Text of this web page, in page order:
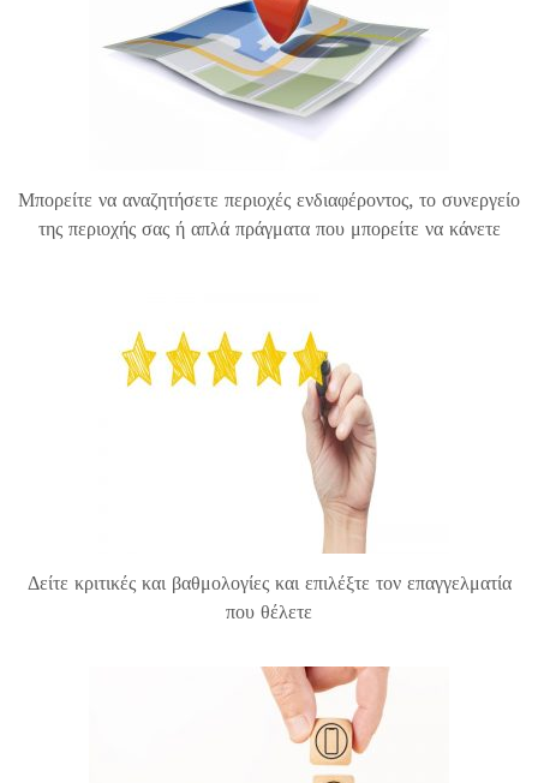
Μπορείτε να αναζητήσετε περιοχές ενδιαφέροντος, το συνεργείο
της περιοχής σας ή απλά πράγματα που μπορείτε να κάνετε
Δείτε κριτικές και βαθμολογίες και επιλέξτε τον επαγγελματία
που θέλετε